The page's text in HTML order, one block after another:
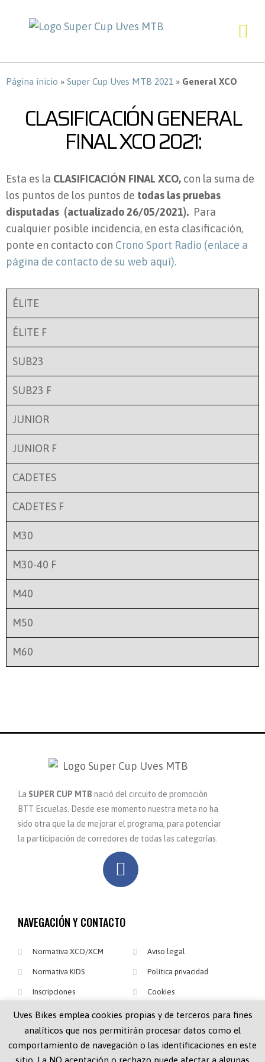
Página inicio » Super Cup Uves MTB 2021 » General XCO
CLASIFICACIÓN GENERAL
FINAL XCO 2021:
Esta es la CLASIFICACIÓN FINAL XCO, con la suma de
los puntos de los puntos de todas las pruebas
disputadas (actualizado 26/05/2021). Para
cualquier posible incidencia, en esta clasificación,
ponte en contacto con Crono Sport Radio (enlace a
página de contacto de su web aquí).
ÉLITE
ÉLITE F
SUB23
SUB23 F
JUNIOR
JUNIOR F
CADETES
CADETES F
M30
M30-40 F
M40
M50
M60
La SUPER CUP MTB nació del circuito de promoción
BTT Escuelas. Desde ese momento nuestra meta no ha
sido otra que la de mejorar el programa, para potenciar
la participación de corredores de todas las categorías.
NAVEGACIÓN Y CONTACTO
Normativa XCO/XCM
Normativa KIDS
Inscripciones
Clasificaciones
Aviso legal
Política privacidad
Cookies
Contacto e-mail: supercup@uvesbikes.com
Uves Bikes emplea cookies propias y de terceros para fines
analíticos que nos permitirán procesar datos como el
comportamiento de navegación o las identificaciones en este
sitio. La NO aceptación o rechazo puede afectar a algunas